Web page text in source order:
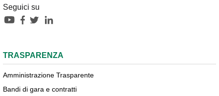
Seguici su
TRASPARENZA
Amministrazione Trasparente
Bandi di gara e contratti